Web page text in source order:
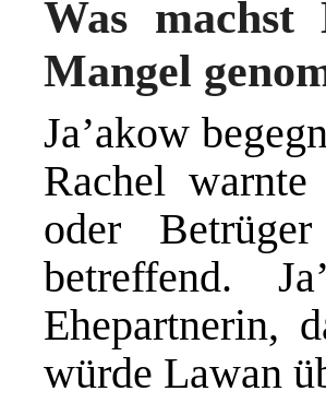
Was
Mangel
Ja’akow
Rachel
oder
betreffend.
Ehepartnerin,
würde Lawan